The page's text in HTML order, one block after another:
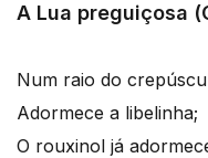
A Lua preguiçosa
Num raio do
Adormece a libelinha;
O rouxinol já